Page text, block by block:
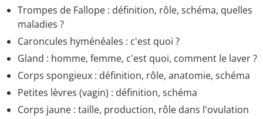
Trompes de Fallope : définition, rôle, schéma, quelles
maladies ?
Caroncules hyménéales : c'est quoi ?
Gland : homme, femme, c'est quoi, comment le laver ?
Corps spongieux : définition, rôle, anatomie, schéma
Petites lèvres (vagin) : définition, schéma
Corps jaune : taille, production, rôle dans l'ovulation